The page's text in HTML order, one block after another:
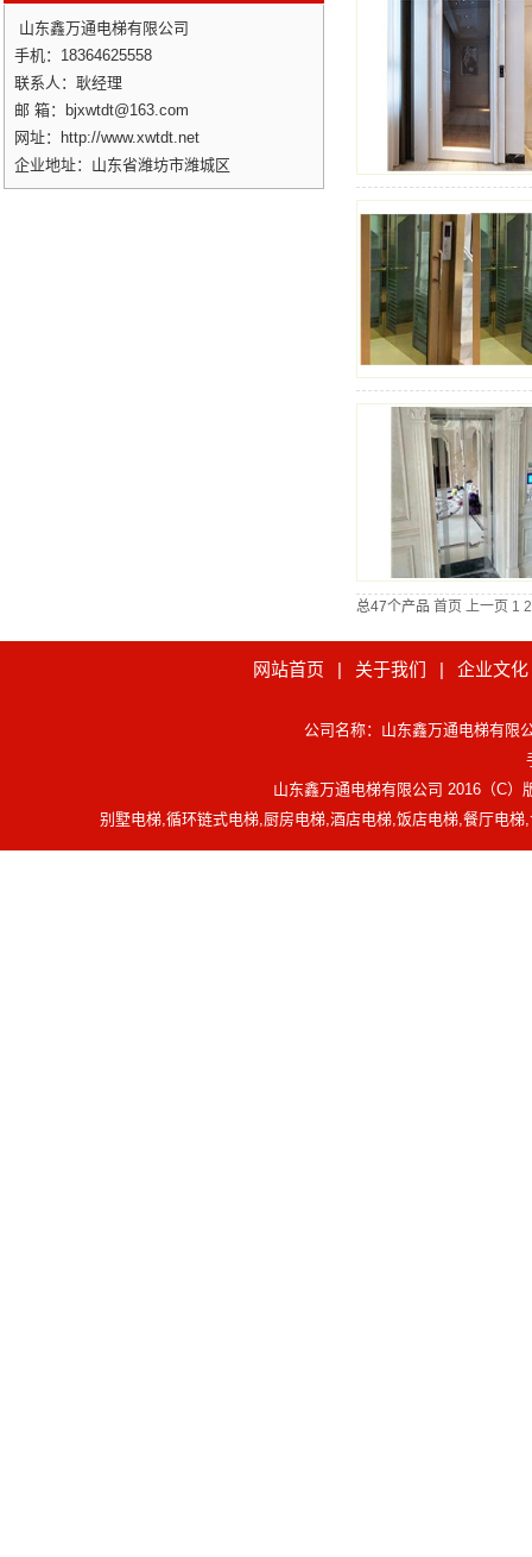
总47个产品 首页 上一页 1 2
山东鑫万通电梯有限公司
手机：18364625558
联系人：耿经理
邮 箱：bjxwtdt@163.com
网址：http://www.xwtdt.net
企业地址：山东省潍坊市潍城区
网站首页 | 关于我们 | 企业文化
公司名称：山东鑫万通电梯有
山东鑫万通电梯有限公司 2016（C
别墅电梯,循环链式电梯,厨房电梯,酒店电梯,饭店电梯,餐厅电